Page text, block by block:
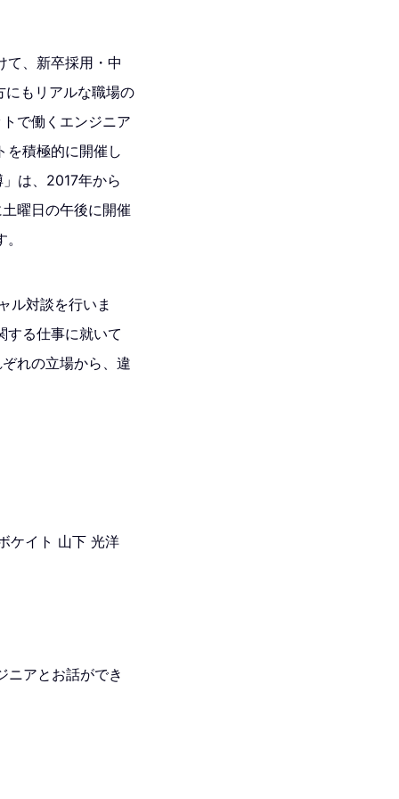
て、新卒採用・中
にもリアルな職場の
で働くエンジニア
を積極的に開催し
は、2017年から
曜日の午後に開催
ル対談を行いま
する仕事に就いて
れの立場から、違
ケイト 山下 光洋
ニアとお話ができ